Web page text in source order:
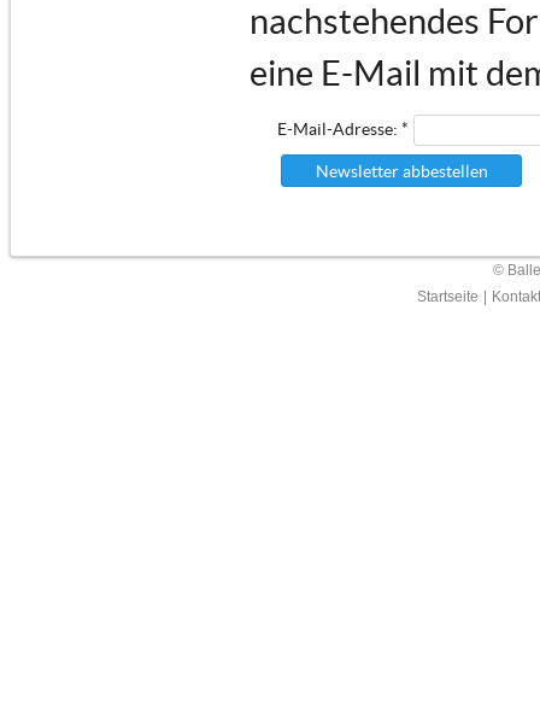
nachstehendes
eine E-Mail mit
Newsletter abbestellen
E-Mail-Adresse: *
©
Startseite
Kontakt